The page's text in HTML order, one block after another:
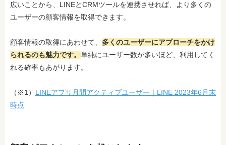
広いことから、LINEとCRMツールを連携させれば、より多くの
ユーザーの顧客情報を取得できます。
顧客情報の取得にあわせて、 多くのユーザーにアプローチをかけ
られるのも魅力です。 単純にユーザー数が多いほど、利用してく
れる確率もあがります。
（※1） LINEアプリ月間アクティブユーザー｜LINE 2023年6月末
時点